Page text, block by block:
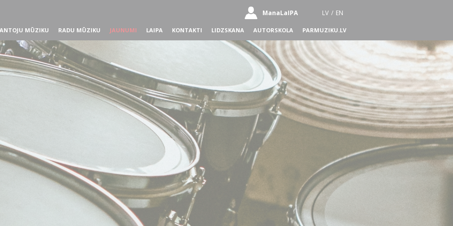
ManaLaIPA LV / EN
MŪZIKU RADU MŪZIKU JAUNUMI LAIPA KONTAKTI LIDZSKANA AUTORSKOLA PARMUZIKU.LV